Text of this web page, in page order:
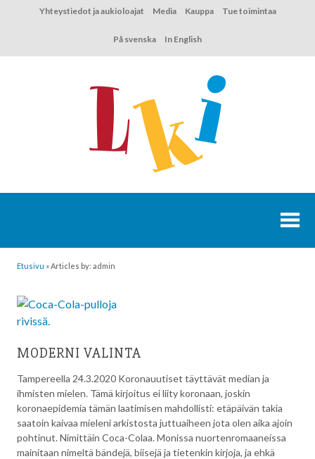
Yhteystiedot ja aukioloajat Media Kauppa Tue toimintaa
På svenska In English
Etusivu » Articles by: admin
MODERNI VALINTA
Tampereella 24.3.2020 Koronauutiset täyttävät median ja
ihmisten mielen. Tämä kirjoitus ei liity koronaan, joskin
koronaepidemia tämän laatimisen mahdollisti: etäpäivän takia
saatoin kaivaa mieleni arkistosta juttuaiheen jota olen aika ajoin
pohtinut. Nimittäin Coca-Colaa. Monissa nuortenromaaneissa
mainitaan nimeltä bändejä, biisejä ja tietenkin kirjoja, ja ehkä